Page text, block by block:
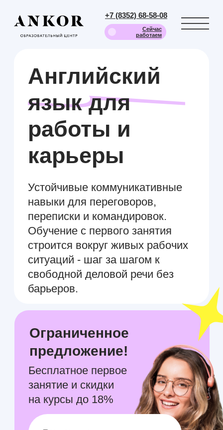
работаем
язык для
работы и
карьеры
Устойчивые коммуникативные
навыки для переговоров,
переписки и командировок.
Обучение с первого занятия
ситуаций - шаг за шагом к
свободной деловой речи без
барьеров.
Бесплатное первое
занятие и скидки
на курсы до 18%
Ограниченное
предложение!
+7
соглашаюсь на обработку
персональных данныхсогласно
политике конфиденциальности
Записаться